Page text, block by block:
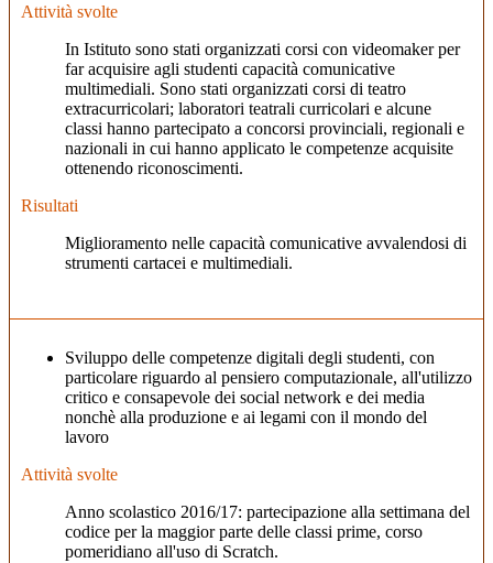
Attività svolte
In Istituto sono stati organizzati corsi con videomaker per
far acquisire agli studenti capacità comunicative
multimediali. Sono stati organizzati corsi di teatro
extracurricolari; laboratori teatrali curricolari e alcune
classi hanno partecipato a concorsi provinciali, regionali e
nazionali in cui hanno applicato le competenze acquisite
ottenendo riconoscimenti.
Risultati
Miglioramento nelle capacità comunicative avvalendosi di
strumenti cartacei e multimediali.
Sviluppo delle competenze digitali degli studenti, con
particolare riguardo al pensiero computazionale, all'utilizzo
critico e consapevole dei social network e dei media
nonchè alla produzione e ai legami con il mondo del
lavoro
Attività svolte
Anno scolastico 2016/17: partecipazione alla settimana del
codice per la maggior parte delle classi prime, corso
pomeridiano all'uso di Scratch.